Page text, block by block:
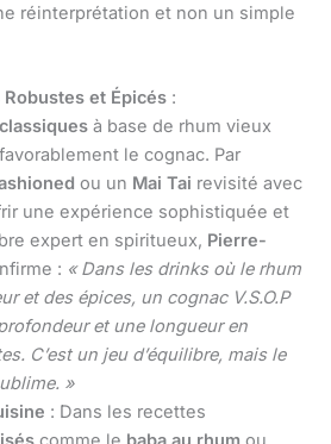
réinterprétation et non un simple
et Épicés :
à base de rhum vieux
le cognac. Par
ou un Mai Tai revisité avec
une expérience sophistiquée et
expert en spiritueux, Pierre-
: « Dans les drinks où le rhum
et des épices, un cognac V.S.O.P
et une longueur en
C’est un jeu d’équilibre, mais le
»
: Dans les recettes